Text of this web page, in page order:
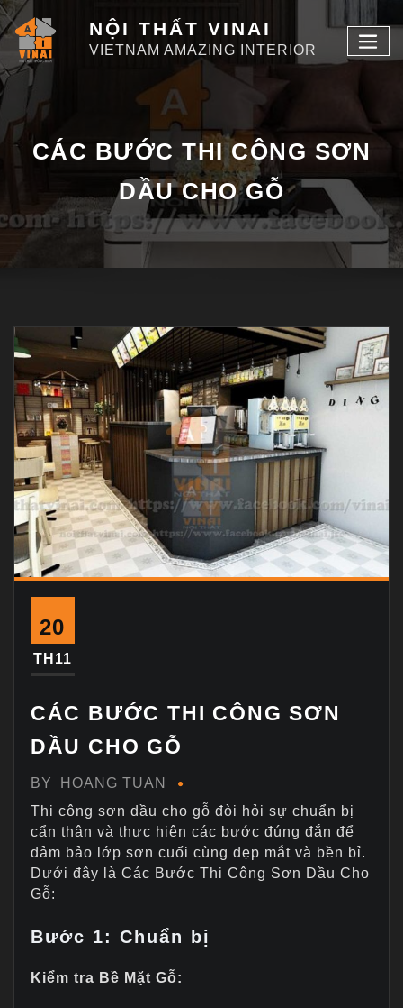
NỘI THẤT VINAI
VIETNAM AMAZING INTERIOR
CÁC BƯỚC THI CÔNG SƠN
DẦU CHO GỖ
20
TH11
CÁC BƯỚC THI CÔNG SƠN
DẦU CHO GỖ
BY
HOANG TUAN
Thi công sơn dầu cho gỗ đòi hỏi sự chuẩn bị
cẩn thận và thực hiện các bước đúng đắn để
đảm bảo lớp sơn cuối cùng đẹp mắt và bền bỉ.
Dưới đây là Các Bước Thi Công Sơn Dầu Cho
Gỗ:
Bước 1: Chuẩn bị
Kiểm tra Bề Mặt Gỗ: